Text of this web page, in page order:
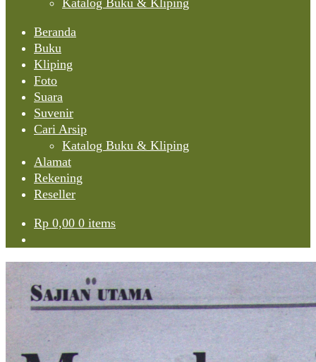
Katalog Buku & Kliping
Beranda
Buku
Kliping
Foto
Suara
Suvenir
Cari Arsip
Katalog Buku & Kliping
Alamat
Rekening
Reseller
Rp 0,00 0 items